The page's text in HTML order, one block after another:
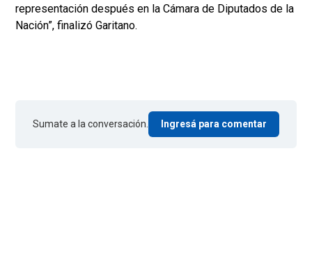
representación después en la Cámara de Diputados de la
Nación”, finalizó Garitano.
Sumate a la conversación. Ingresá para comentar